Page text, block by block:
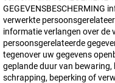
GEGEVENSBESCHERMING
verwerkte
informatie verlangen over de
persoonsgerelateerde
tegenover uw gegevens
geplande duur van
schrapping, beperking of